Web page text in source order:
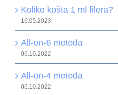
Koliko košta 1 ml filera?
16.05.2023
All-on-6 metoda
06.10.2022
All-on-4 metoda
06.10.2022